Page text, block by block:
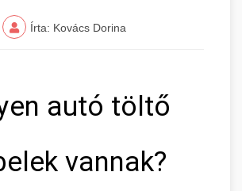
Írta: Kovács Dorina
autó töltő
vannak?